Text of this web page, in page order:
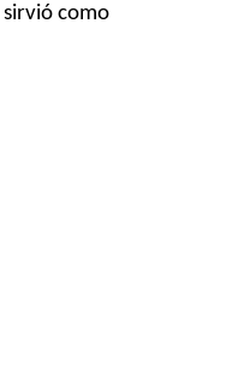
sirvió como